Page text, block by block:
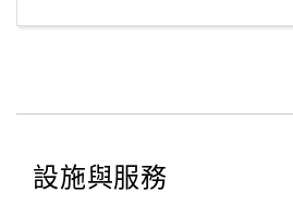
設施與服務